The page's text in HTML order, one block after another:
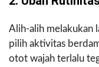
Alih-alih melakukan
pilih aktivitas
otot wajah terlalu